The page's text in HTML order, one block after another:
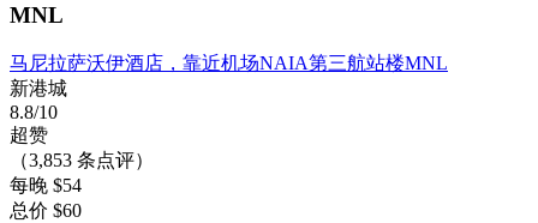
MNL
马尼拉萨沃伊酒店，靠近机场NAIA第三航站楼MNL
新港城
8.8/10
超赞
（3,853 条点评）
每晚 $54
总价 $60